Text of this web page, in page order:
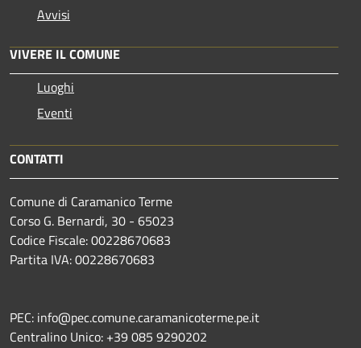
Avvisi
VIVERE IL COMUNE
Luoghi
Eventi
CONTATTI
Comune di Caramanico Terme
Corso G. Bernardi, 30 - 65023
Codice Fiscale: 00228670683
Partita IVA: 00228670683
PEC: info@pec.comune.caramanicoterme.pe.it
Centralino Unico: +39 085 9290202